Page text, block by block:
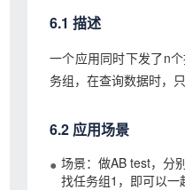
6.1 描述
一个应用同时下发了n
务组，在查询数据时，
6.2 应用场景
场景：做AB test，分
找任务组1，即可以一